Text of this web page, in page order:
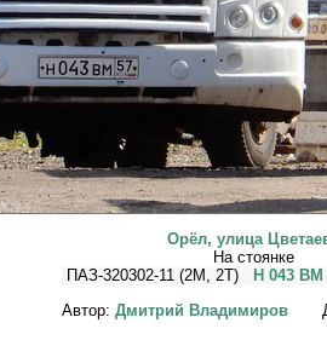
Орёл, улица
На стоянке
ПАЗ-320302-11 (2M, 2T)
Н 043 ВМ
Автор: Дмитрий Владимиров